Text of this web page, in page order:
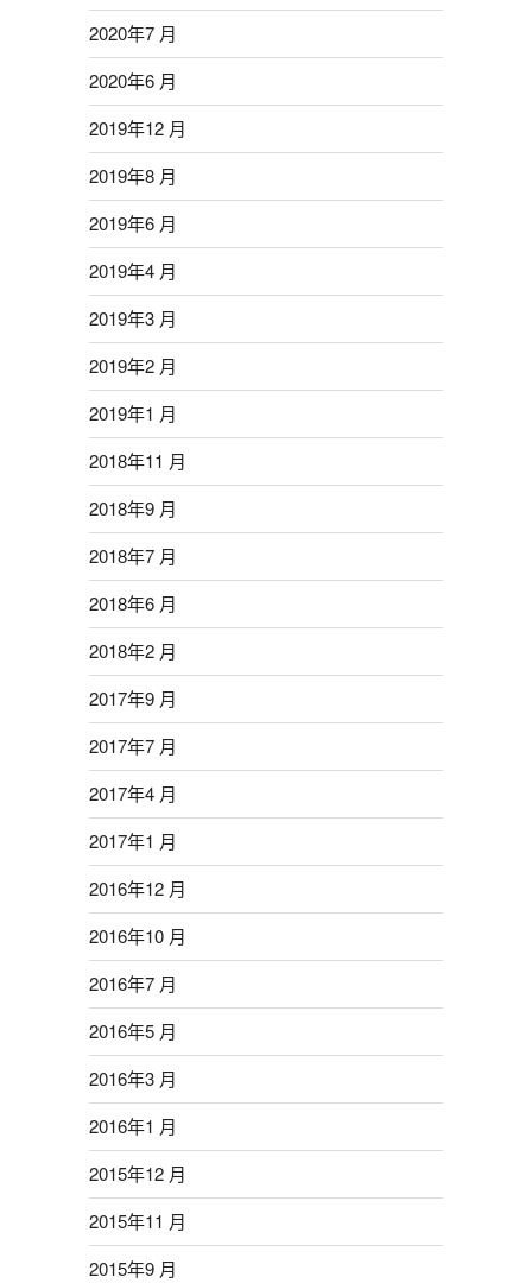
2020年7 月
2020年6 月
2019年12 月
2019年8 月
2019年6 月
2019年4 月
2019年3 月
2019年2 月
2019年1 月
2018年11 月
2018年9 月
2018年7 月
2018年6 月
2018年2 月
2017年9 月
2017年7 月
2017年4 月
2017年1 月
2016年12 月
2016年10 月
2016年7 月
2016年5 月
2016年3 月
2016年1 月
2015年12 月
2015年11 月
2015年9 月